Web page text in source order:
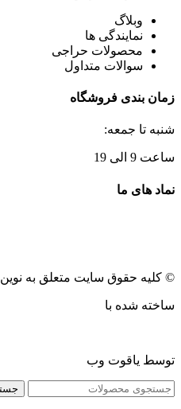
وبلاگ
نمایندگی ها
محصولات حراجی
سوالات متداول
زمان بندی فروشگاه
شنبه تا جمعه:
ساعت 9 الی 19
نماد های ما
© کلیه حقوق سایت متعلق به
ساخته شده با
توسط یاقوت وب